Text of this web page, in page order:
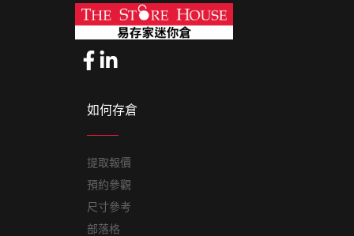
如何存倉
提取報價
預約參觀
尺寸參考
部落格